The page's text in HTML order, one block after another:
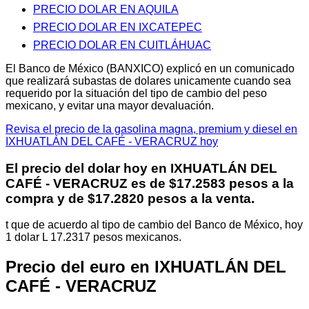
PRECIO DOLAR EN AQUILA
PRECIO DOLAR EN IXCATEPEC
PRECIO DOLAR EN CUITLÁHUAC
El Banco de México (BANXICO) explicó en un comunicado
que realizará subastas de dolares unicamente cuando sea
requerido por la situación del tipo de cambio del peso
mexicano, y evitar una mayor devaluación.
Revisa el precio de la gasolina magna, premium y diesel en
IXHUATLÁN DEL CAFÉ - VERACRUZ hoy
El precio del dolar hoy en IXHUATLÁN DEL
CAFÉ - VERACRUZ es de $17.2583 pesos a la
compra y de $17.2820 pesos a la venta.
t que de acuerdo al tipo de cambio del Banco de México, hoy
1 dolar L 17.2317 pesos mexicanos.
Precio del euro en IXHUATLÁN DEL
CAFÉ - VERACRUZ